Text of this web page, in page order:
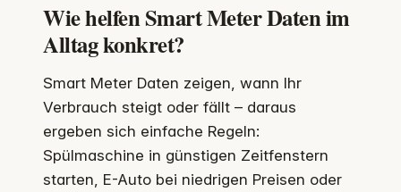
Wie helfen Smart Meter Daten im
Alltag konkret?
Smart Meter Daten zeigen, wann Ihr
Verbrauch steigt oder fällt – daraus
ergeben sich einfache Regeln:
Spülmaschine in günstigen Zeitfenstern
starten, E-Auto bei niedrigen Preisen oder